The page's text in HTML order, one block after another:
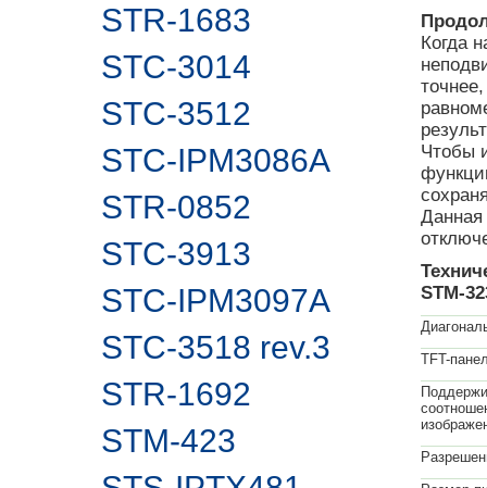
STR-1683
STC-3014
STC-3512
STC-IPM3086A
STR-0852
STC-3913
STC-IPM3097A
STC-3518 rev.3
STR-1692
STM-423
Когда
Чтобы
STM-
TFT-